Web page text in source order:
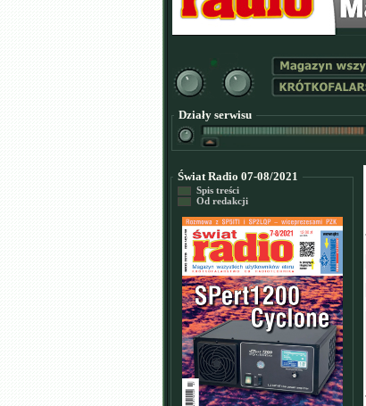
Działy serwisu
Świat Radio 07-08/2021
Spis treści
Od redakcji